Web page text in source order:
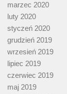
marzec 2020
luty 2020
styczeń 2020
grudzień 2019
wrzesień 2019
lipiec 2019
czerwiec 2019
maj 2019